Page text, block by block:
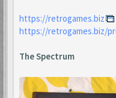
https://retrogames.biz
https://retrogames.biz/
The Spectrum